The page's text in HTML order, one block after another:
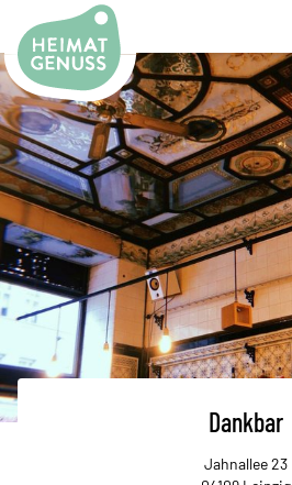
Heimatgenuss Logo
Dankbar
Jahnallee 23